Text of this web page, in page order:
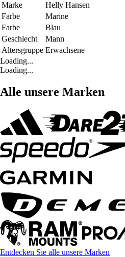
Marke
Helly Hansen
Farbe
Marine
Farbe
Blau
Geschlecht
Mann
Altersgruppe Erwachsene
Loading...
Loading...
Alle unsere Marken
Entdecken Sie alle unsere Marken